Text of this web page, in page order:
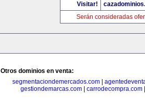
Visitar!
Serán consideradas
Otros dominios en venta:
segmentaciondemercados.com
gestiondemarcas.com
carrodecompra.com